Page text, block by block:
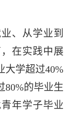
、从学业到
在实践中展
大学超过40%
80%的毕业生
年学子毕业